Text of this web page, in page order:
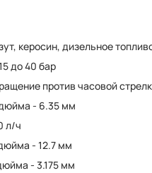
керосин, дизельное
до 40 бар
против часовой
- 6.35 мм
л/ч
- 12.7 мм
- 3.175 мм